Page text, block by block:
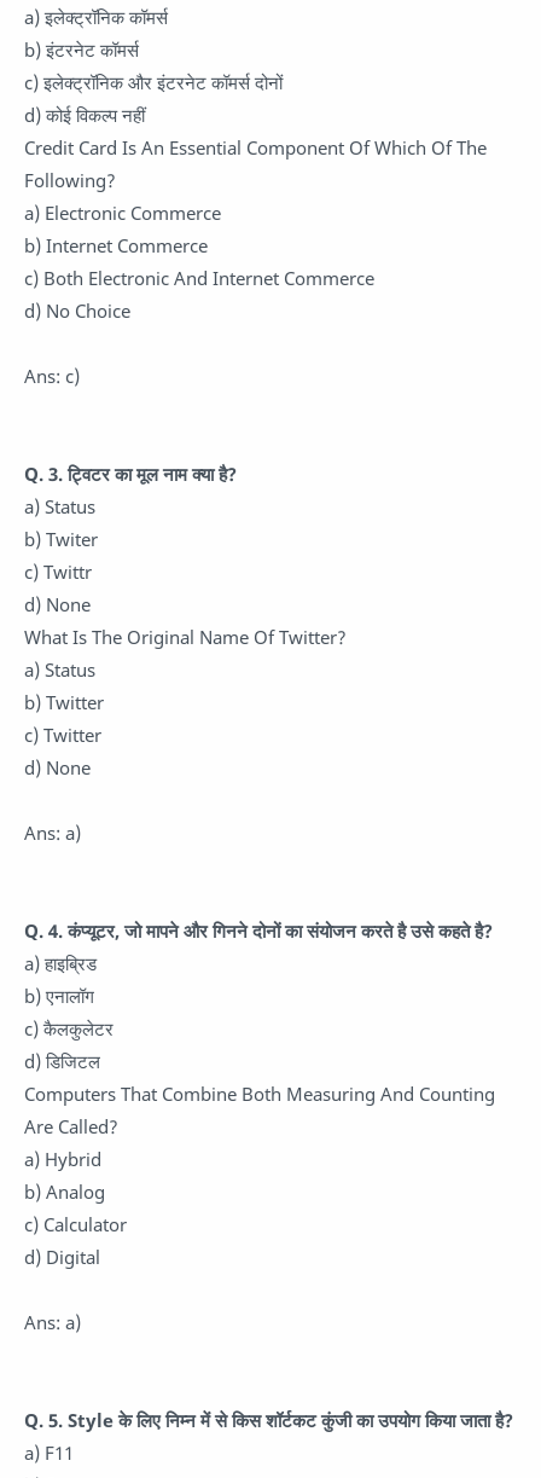
a) इलेक्ट्रॉनिक कॉमर्स
b) इंटरनेट कॉमर्स
c) इलेक्ट्रॉनिक और इंटरनेट कॉमर्स दोनों
d) कोई विकल्प नहीं
Credit Card Is An Essential Component Of Which Of The
Following?
a) Electronic Commerce
b) Internet Commerce
c) Both Electronic And Internet Commerce
d) No Choice
Ans: c)
Q. 3. ट्विटर का मूल नाम क्या है?
a) Status
b) Twiter
c) Twittr
d) None
What Is The Original Name Of Twitter?
a) Status
b) Twitter
c) Twitter
d) None
Ans: a)
Q. 4. कंप्यूटर, जो मापने और गिनने दोनों का संयोजन करते है उसे कहते है?
a) हाइब्रिड
b) एनालॉग
c) कैलकुलेटर
d) डिजिटल
Computers That Combine Both Measuring And Counting
Are Called?
a) Hybrid
b) Analog
c) Calculator
d) Digital
Ans: a)
Q. 5. Style के लिए निम्न में से किस शॉर्टकट कुंजी का उपयोग किया जाता है?
a) F11